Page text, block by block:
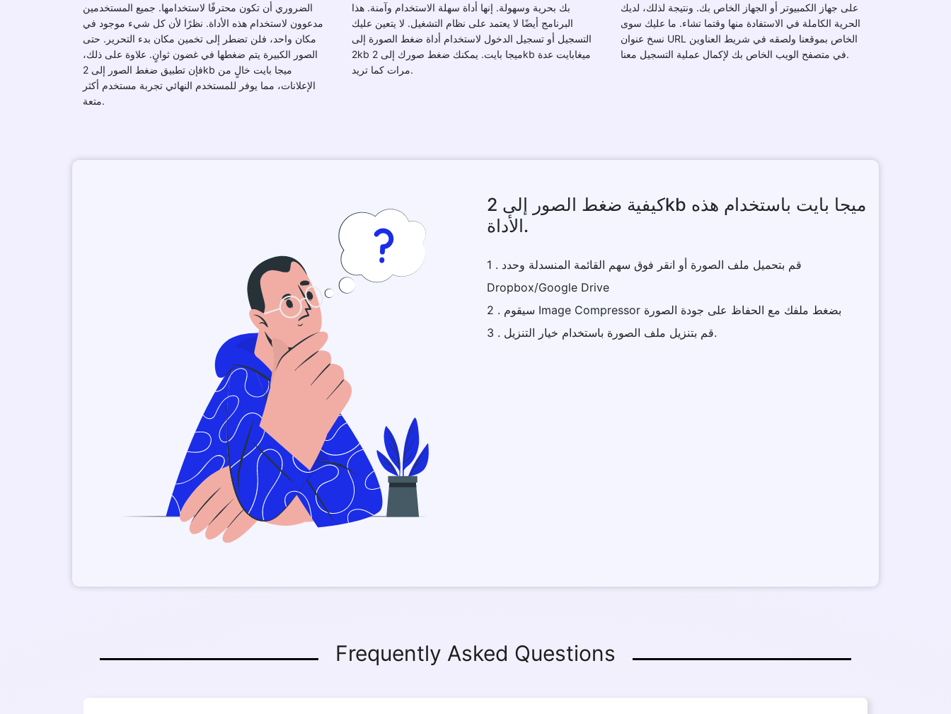
الضروري أن تكون محترفًا لاستخدامها. جميع المستخدمين
مدعوون لاستخدام هذه الأداة. نظرًا لأن كل شيء موجود في
مكان واحد، فلن تضطر إلى تخمين مكان بدء التحرير. حتى
الصور الكبيرة يتم ضغطها في غضون ثوانٍ. علاوة على ذلك،
فإن تطبيق ضغط الصور إلى 2kb ميجا بايت خالٍ من
الإعلانات، مما يوفر للمستخدم النهائي تجربة مستخدم أكثر
متعة.
بك بحرية وسهولة. إنها أداة سهلة الاستخدام وآمنة. هذا
البرنامج أيضًا لا يعتمد على نظام التشغيل. لا يتعين عليك
التسجيل أو تسجيل الدخول لاستخدام أداة ضغط الصورة إلى
2kb ميجا بايت. يمكنك ضغط صورك إلى 2kb ميغابايت عدة
مرات كما تريد.
على جهاز الكمبيوتر أو الجهاز الخاص بك. ونتيجة لذلك، لديك
الحرية الكاملة في الاستفادة منها وقتما تشاء. ما عليك سوى
نسخ عنوان URL الخاص بموقعنا ولصقه في شريط العناوين
في متصفح الويب الخاص بك لإكمال عملية التسجيل معنا.
كيفية ضغط الصور إلى 2kb ميجا بايت باستخدام هذه
الأداة.
1 . قم بتحميل ملف الصورة أو انقر فوق سهم القائمة المنسدلة وحدد
Dropbox/Google Drive
2 . سيقوم Image Compressor بضغط ملفك مع الحفاظ على جودة الصورة
3 . قم بتنزيل ملف الصورة باستخدام خيار التنزيل.
Frequently Asked Questions